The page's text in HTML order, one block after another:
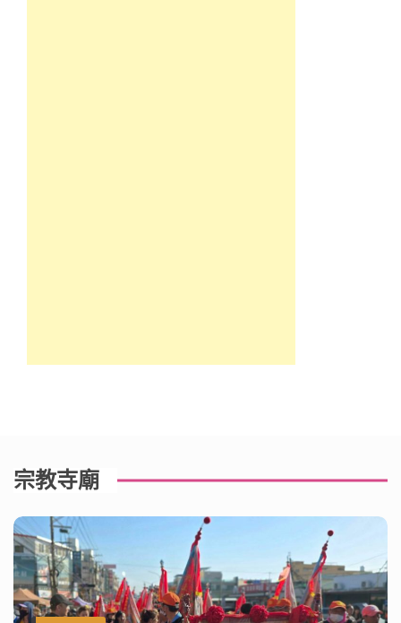
宗教寺廟